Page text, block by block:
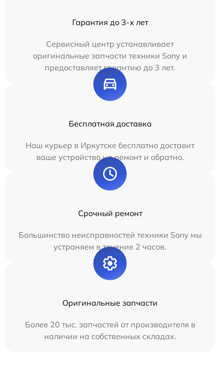
Гарантия до 3-х лет
Сервисный центр устанавливает
оригинальные запчасти техники Sony и
предоставляет гарантию до 3 лет.
Бесплатная доставка
Наш курьер в Иркутске бесплатно доставит
ваше устройство на ремонт и обратно.
Срочный ремонт
Большинство неисправностей техники Sony мы
устраняем в течение 2 часов.
Оригинальные запчасти
Более 20 тыс. запчастей от производителя в
наличии на собственных складах.